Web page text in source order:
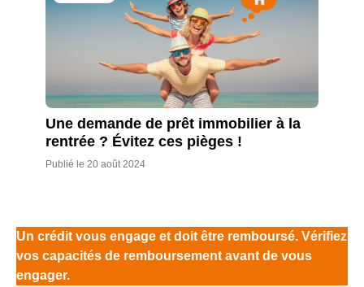
Une demande de prêt immobilier à la
rentrée ? Évitez ces pièges !
Publié le 20 août 2024
Un crédit vous engage et doit être remboursé. Vérifiez
vos capacités de remboursement avant de vous
engager.